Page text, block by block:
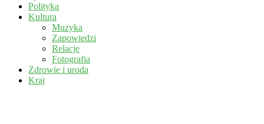
Polityka
Kultura
Muzyka
Zapowiedzi
Relacje
Fotografia
Zdrowie i uroda
Kraj